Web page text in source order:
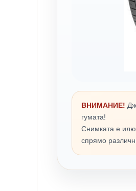
ВНИМАНИЕ!
гумата!
Снимката е
спрямо